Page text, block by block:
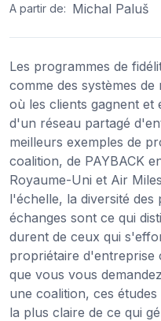
A partir de: Michal Paluš
Les programmes de
comme des systèmes
où les clients gagnent et
d'un réseau partagé
meilleurs exemples de
coalition, de PAYBACK
Royaume-Uni et Air
l'échelle, la diversité des
échanges sont ce qui
durent de ceux qui
propriétaire d'entreprise
que vous vous
une coalition, ces
la plus claire de ce qui